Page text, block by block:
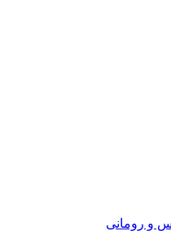
و رومانی